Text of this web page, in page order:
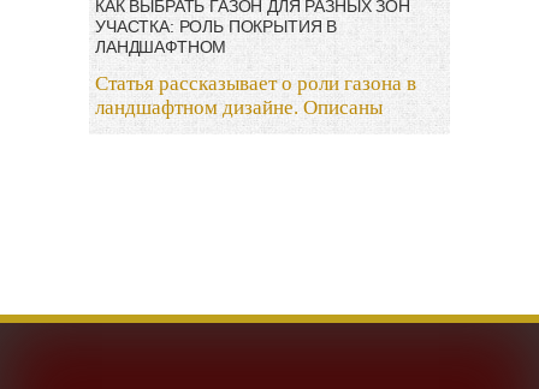
КАК ВЫБРАТЬ ГАЗОН ДЛЯ РАЗНЫХ ЗОН
УЧАСТКА: РОЛЬ ПОКРЫТИЯ В
ЛАНДШАФТНОМ
Статья рассказывает о роли газона в
ландшафтном дизайне. Описаны